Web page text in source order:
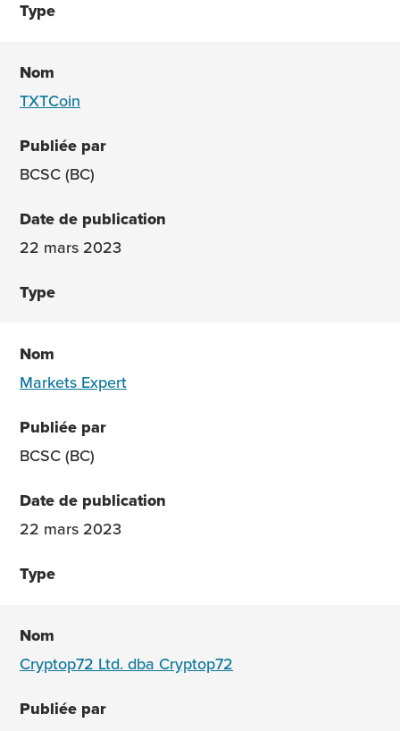
TXTCoin
BCSC (BC)
22 mars 2023
Markets Expert
BCSC (BC)
22 mars 2023
Cryptop72 Ltd. dba Cryptop72